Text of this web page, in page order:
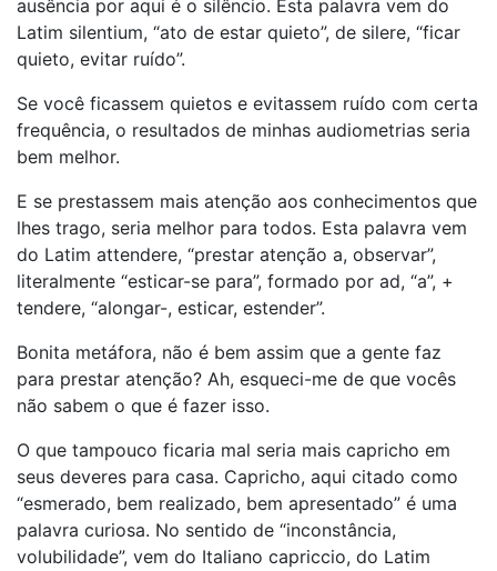
ausência por aqui é o silêncio. Esta palavra vem do
Latim silentium, “ato de estar quieto”, de silere, “ficar
quieto, evitar ruído”.
Se você ficassem quietos e evitassem ruído com certa
frequência, o resultados de minhas audiometrias seria
bem melhor.
E se prestassem mais atenção aos conhecimentos que
lhes trago, seria melhor para todos. Esta palavra vem
do Latim attendere, “prestar atenção a, observar”,
literalmente “esticar-se para”, formado por ad, “a”, +
tendere, “alongar-, esticar, estender”.
Bonita metáfora, não é bem assim que a gente faz
para prestar atenção? Ah, esqueci-me de que vocês
não sabem o que é fazer isso.
O que tampouco ficaria mal seria mais capricho em
seus deveres para casa. Capricho, aqui citado como
“esmerado, bem realizado, bem apresentado” é uma
palavra curiosa. No sentido de “inconstância,
volubilidade”, vem do Italiano capriccio, do Latim